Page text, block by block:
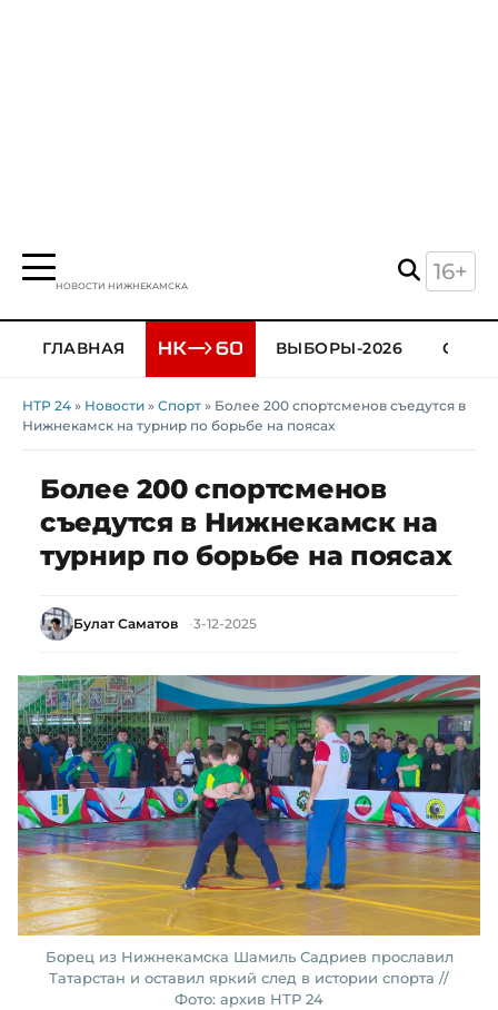
НОВОСТИ НИЖНЕКАМСКА
16+
ГЛАВНАЯ ВЫБОРЫ-2026
НТР 24 » Новости » Спорт » Более 200 спортсменов съедутся в
Нижнекамск на турнир по борьбе на поясах
Более 200 спортсменов
съедутся в Нижнекамск на
турнир по борьбе на поясах
Булат Саматов 3-12-2025
Борец из Нижнекамска Шамиль Садриев прославил
Татарстан и оставил яркий след в истории спорта //
Фото: архив НТР 24